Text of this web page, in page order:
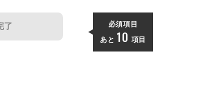
了 必須項目
あと 10 項目